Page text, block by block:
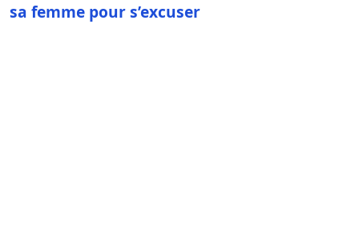
sa femme pour s’excuser